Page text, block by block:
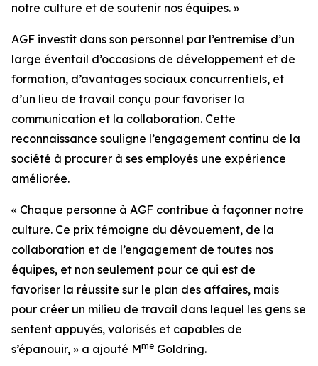
notre culture et de soutenir nos équipes. »
AGF investit dans son personnel par l’entremise d’un
large éventail d’occasions de développement et de
formation, d’avantages sociaux concurrentiels, et
d’un lieu de travail conçu pour favoriser la
communication et la collaboration. Cette
reconnaissance souligne l’engagement continu de la
société à procurer à ses employés une expérience
améliorée.
« Chaque personne à AGF contribue à façonner notre
culture. Ce prix témoigne du dévouement, de la
collaboration et de l’engagement de toutes nos
équipes, et non seulement pour ce qui est de
favoriser la réussite sur le plan des affaires, mais
pour créer un milieu de travail dans lequel les gens se
sentent appuyés, valorisés et capables de
s’épanouir, » a ajouté Mme Goldring.